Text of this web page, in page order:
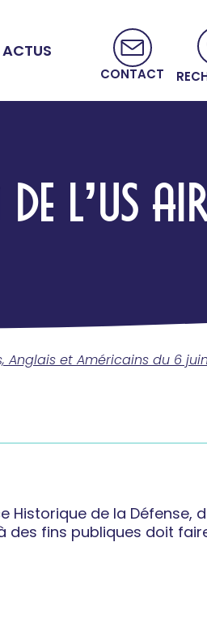
ACTUS
CONTACT
L’US
et Américains du 6
Historique de la Défense,
des fins publiques doit